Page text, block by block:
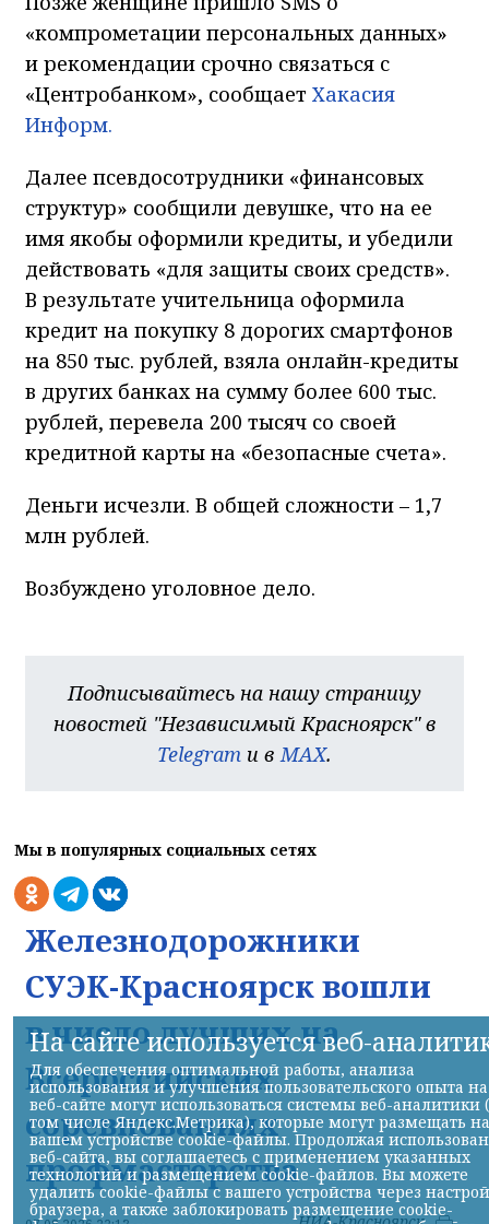
«компрометации персональных данных»
и рекомендации срочно связаться с
«Центробанком», сообщает Хакасия
Информ.
Далее псевдосотрудники «финансовых
структур» сообщили девушке, что на ее
имя якобы оформили кредиты, и убедили
действовать «для защиты своих средств».
В результате учительница оформила
кредит на покупку 8 дорогих смартфонов
на 850 тыс. рублей, взяла онлайн-кредиты
в других банках на сумму более 600 тыс.
рублей, перевела 200 тысяч со своей
кредитной карты на «безопасные счета».
Деньги исчезли. В общей сложности – 1,7
млн рублей.
Возбуждено уголовное дело.
Подписывайтесь на нашу страницу
новостей "Независимый Красноярск" в
Telegram и вMAX.
Мы в популярных социальных сетях
Железнодорожники
СУЭК-Красноярск вошли
в число лучших на
Всероссийских
соревнованиях
профмастерства
На сайте используется веб-
Для обеспечения оптимальной работы, анализа
использования и улучшения пользовательского опыта на
веб-сайте могут использоваться системы веб-аналитики
том числе Яндекс.Метрика), которые могут размещать на
вашем устройстве cookie-файлы. Продолжая
веб-сайта, вы соглашаетесь с применением указанных
технологий и размещением cookie-файлов. Вы можете
удалить cookie-файлы с вашего устройства через
браузера, а также заблокировать размещение cookie-